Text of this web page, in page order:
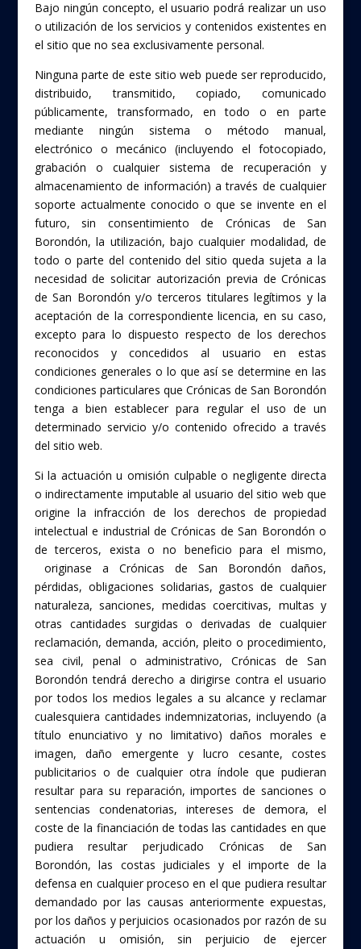
Bajo ningún concepto, el usuario podrá realizar un uso
o utilización de los servicios y contenidos existentes en
el sitio que no sea exclusivamente personal.
Ninguna parte de este sitio web puede ser reproducido,
distribuido, transmitido, copiado, comunicado
públicamente, transformado, en todo o en parte
mediante ningún sistema o método manual,
electrónico o mecánico (incluyendo el fotocopiado,
grabación o cualquier sistema de recuperación y
almacenamiento de información) a través de cualquier
soporte actualmente conocido o que se invente en el
futuro, sin consentimiento de Crónicas de San
Borondón, la utilización, bajo cualquier modalidad, de
todo o parte del contenido del sitio queda sujeta a la
necesidad de solicitar autorización previa de Crónicas
de San Borondón y/o terceros titulares legítimos y la
aceptación de la correspondiente licencia, en su caso,
excepto para lo dispuesto respecto de los derechos
reconocidos y concedidos al usuario en estas
condiciones generales o lo que así se determine en las
condiciones particulares que Crónicas de San Borondón
tenga a bien establecer para regular el uso de un
determinado servicio y/o contenido ofrecido a través
del sitio web.
Si la actuación u omisión culpable o negligente directa
o indirectamente imputable al usuario del sitio web que
origine la infracción de los derechos de propiedad
intelectual e industrial de Crónicas de San Borondón o
de terceros, exista o no beneficio para el mismo,
originase a Crónicas de San Borondón daños,
pérdidas, obligaciones solidarias, gastos de cualquier
naturaleza, sanciones, medidas coercitivas, multas y
otras cantidades surgidas o derivadas de cualquier
reclamación, demanda, acción, pleito o procedimiento,
sea civil, penal o administrativo, Crónicas de San
Borondón tendrá derecho a dirigirse contra el usuario
por todos los medios legales a su alcance y reclamar
cualesquiera cantidades indemnizatorias, incluyendo (a
título enunciativo y no limitativo) daños morales e
imagen, daño emergente y lucro cesante, costes
publicitarios o de cualquier otra índole que pudieran
resultar para su reparación, importes de sanciones o
sentencias condenatorias, intereses de demora, el
coste de la financiación de todas las cantidades en que
pudiera resultar perjudicado Crónicas de San
Borondón, las costas judiciales y el importe de la
defensa en cualquier proceso en el que pudiera resultar
demandado por las causas anteriormente expuestas,
por los daños y perjuicios ocasionados por razón de su
actuación u omisión, sin perjuicio de ejercer